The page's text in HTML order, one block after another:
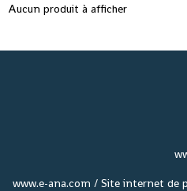
Aucun produit à afficher
www.e-ana.com / Site internet de